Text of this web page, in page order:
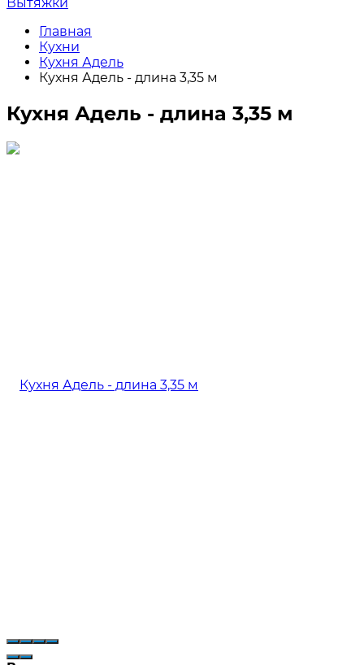
Главная
Кухни
Кухня Адель
Кухня Адель - длина 3,35 м
Кухня Адель - длина 3,35 м